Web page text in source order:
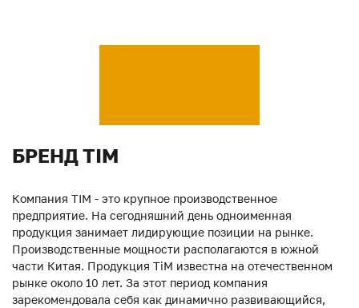
БРЕНД TIM
Компания TIM - это крупное производственное
предприятие. На сегодняшний день одноименная
продукция занимает лидирующие позиции на рынке.
Производственные мощности располагаются в южной
части Китая. Продукция ТiM известна на отечественном
рынке около 10 лет. За этот период компания
зарекомендовала себя как динамично развивающийся,